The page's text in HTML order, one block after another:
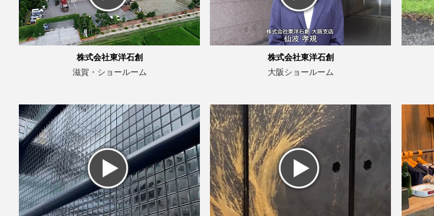
株式会社東洋石創
滋賀・ショールーム
株式会社東洋石創
大阪ショールーム